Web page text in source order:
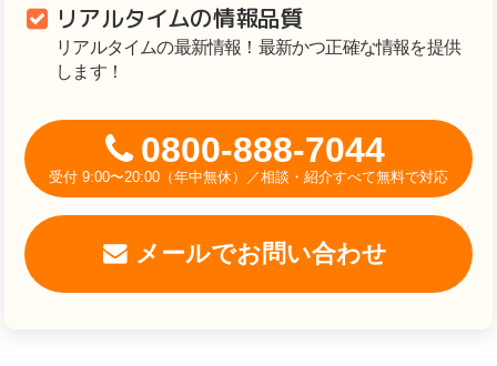
リアルタイムの情報品質
リアルタイムの最新情報！最新かつ正確な情報を提供
します！
0800-888-7044
受付 9:00〜20:00（年中無休）／相談・紹介すべて無料で対応
メールでお問い合わせ